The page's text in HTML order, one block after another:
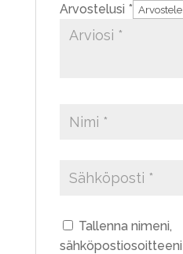
Arvostelusi *
Tallenna nimeni,